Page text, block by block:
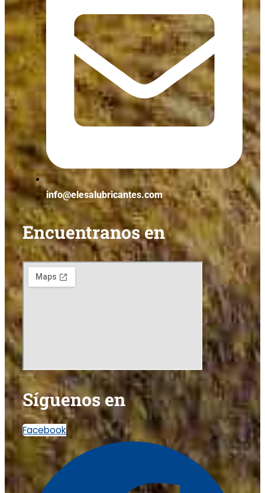
info@elesalubricantes.com
Encuentranos en
Síguenos en
Facebook